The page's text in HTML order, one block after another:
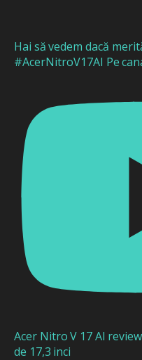
Hai să vedem dacă
#AcerNitroV17AI Pe
Acer Nitro V 17 AI
de 17,3 inci